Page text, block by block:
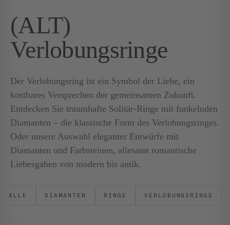
(ALT)
Verlobungsringe
Der Verlobungsring ist ein Symbol der Liebe, ein
kostbares Versprechen der gemeinsamen Zukunft.
Entdecken Sie traumhafte Solitär-Ringe mit funkelnden
Diamanten – die klassische Form des Verlobungsringes.
Oder unsere Auswahl eleganter Entwürfe mit
Diamanten und Farbsteinen, allesamt romantische
Liebesgaben von modern bis antik.
ALLE DIAMANTEN RINGE VERLOBUNGSRINGE